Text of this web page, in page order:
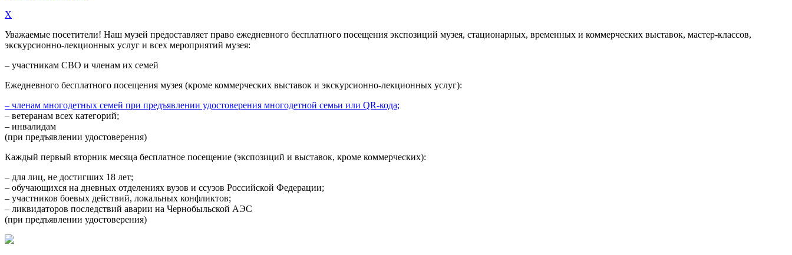
X
Уважаемые посетители! Наш музей предоставляет право ежедневного бесплатного посещения экспозиций музея, стационарных, временных и коммерческих выставок, мастер-классов,
экскурсионно-лекционных услуг и всех мероприятий музея:
– участникам СВО и членам их семей
Ежедневного бесплатного посещения музея (кроме коммерческих выставок и экскурсионно-лекционных услуг):
– членам многодетных семей при предъявлении удостоверения многодетной семьи или QR-кода;
– ветеранам всех категорий;
– инвалидам
(при предъявлении удостоверения)
Каждый первый вторник месяца бесплатное посещение (экспозиций и выставок, кроме коммерческих):
– для лиц, не достигших 18 лет;
– обучающихся на дневных отделениях вузов и ссузов Российской Федерации;
– участников боевых действий, локальных конфликтов;
– ликвидаторов последствий аварии на Чернобыльской АЭС
(при предъявлении удостоверения)